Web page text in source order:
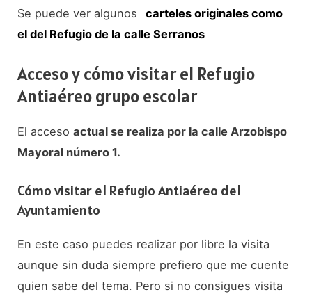
Se puede ver algunos
carteles originales como
el del Refugio de la calle Serranos
Acceso y cómo visitar el Refugio
Antiaéreo grupo escolar
El accesoactual se realiza por la calle Arzobispo
Mayoral número 1.
Cómo visitar el Refugio Antiaéreo del
Ayuntamiento
En este caso puedes realizar por libre la visita
aunque sin duda siempre prefiero que me cuente
quien sabe del tema. Pero si no consigues visita